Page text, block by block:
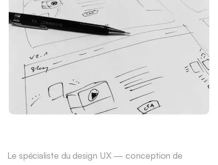
Le spécialiste du design UX — conception de